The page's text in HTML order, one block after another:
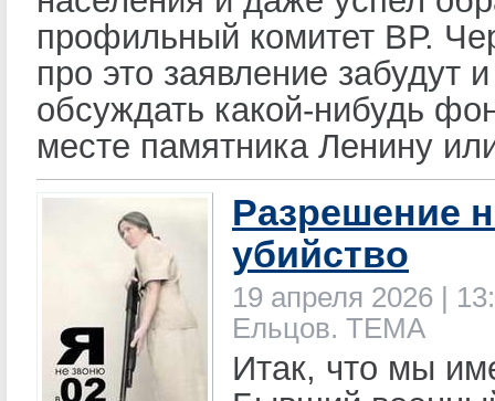
профильный комитет ВР.
про это заявление забудут
обсуждать какой-нибудь
месте памятника Ленину
Разрешение
убийство
19 апреля 2026 |
Ельцов. ТЕМА
Итак, что мы